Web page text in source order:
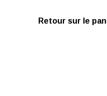
Retour sur le